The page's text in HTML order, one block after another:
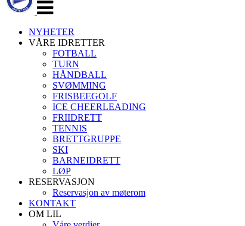
NYHETER
VÅRE IDRETTER
FOTBALL
TURN
HÅNDBALL
SVØMMING
FRISBEEGOLF
ICE CHEERLEADING
FRIIDRETT
TENNIS
BRETTGRUPPE
SKI
BARNEIDRETT
LØP
RESERVASJON
Reservasjon av møterom
KONTAKT
OM LIL